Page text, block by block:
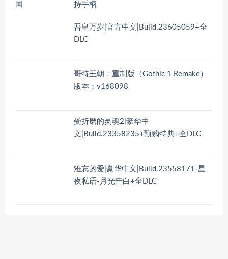
持手柄
吾皇万岁|官方中文|Build.23605059+全
DLC
哥特王朝：重制版（Gothic 1 Remake）
版本：v168098
受折磨的灵魂2|豪华中
文|Build.23358235+预购特典+全DLC
难忘的爱|豪华中文|Build.23558171-星
夜私语-月光告白+全DLC